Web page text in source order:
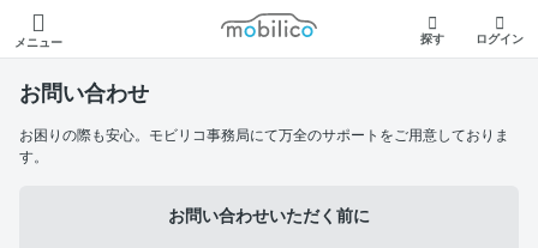
メニュー
モビリコ
探す ログイン
お問い合わせ
お困りの際も安心。モビリコ事務局にて万全のサポートをご用意しておりま
す。
お問い合わせいただく前に